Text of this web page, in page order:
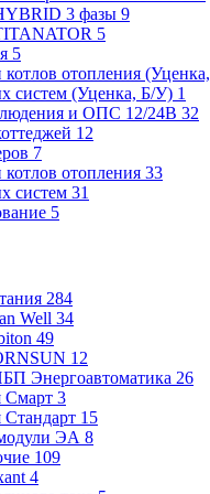
3 фазы 9
5
5
отопления
систем (Уценка, Б/У) 1
и ОПС 12/24В 32
12
7
отопления 33
систем 31
5
284
Well 34
49
12
Энергоавтоматика 26
Смарт 3
15
ЭА 8
109
4